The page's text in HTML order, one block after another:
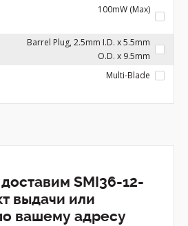
100mW (Max)
Barrel Plug, 2.5mm I.D. x 5.5mm
O.D. x 9.5mm
Multi-Blade
SMI36-12-
выдачи или
вашему адресу